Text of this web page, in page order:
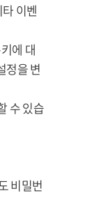
이벤
에 대
정을 변
수 있습
비밀번